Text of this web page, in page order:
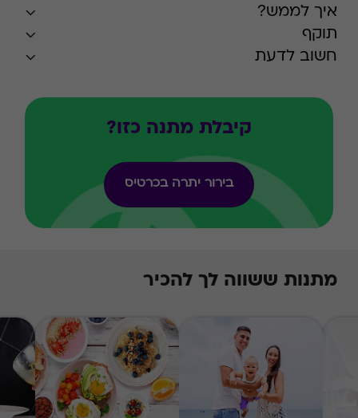
איך לממש?
תוקף
חשוב לדעת
קיבלת מתנה כזו?
בירור יתרה בכרטיס
מתנות ששווה לך להכיר